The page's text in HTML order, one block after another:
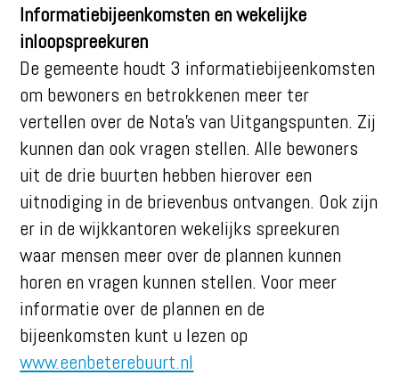
Informatiebijeenkomsten en wekelijke
inloopspreekuren
De gemeente houdt 3 informatiebijeenkomsten
om bewoners en betrokkenen meer ter
vertellen over de Nota’s van Uitgangspunten. Zij
kunnen dan ook vragen stellen. Alle bewoners
uit de drie buurten hebben hierover een
uitnodiging in de brievenbus ontvangen. Ook zijn
er in de wijkkantoren wekelijks spreekuren
waar mensen meer over de plannen kunnen
horen en vragen kunnen stellen. Voor meer
informatie over de plannen en de
bijeenkomsten kunt u lezen op
www.eenbeterebuurt.nl